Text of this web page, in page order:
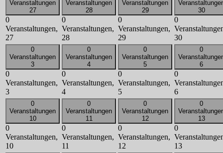
Veranstaltungen
27
0
Veranstaltungen,
27
Veranstaltungen
28
0
Veranstaltungen,
28
Veranstaltungen
29
0
Veranstaltungen,
29
30
0
30
0
Veranstaltungen
3
0
Veranstaltungen,
3
0
Veranstaltungen
4
0
Veranstaltungen,
4
0
Veranstaltungen
5
0
Veranstaltungen,
5
0
6
0
6
0
Veranstaltungen
10
0
Veranstaltungen,
10
0
Veranstaltungen
11
0
Veranstaltungen,
11
0
Veranstaltungen
12
0
Veranstaltungen,
12
0
13
0
13